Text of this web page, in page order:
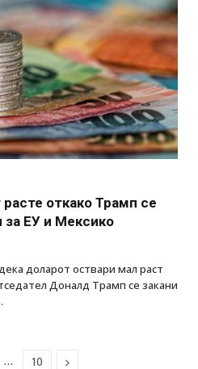
откако Трамп се
за ЕУ и Мексико
доларот оствари мал раст
Доналд Трамп се закани
… 10 Next